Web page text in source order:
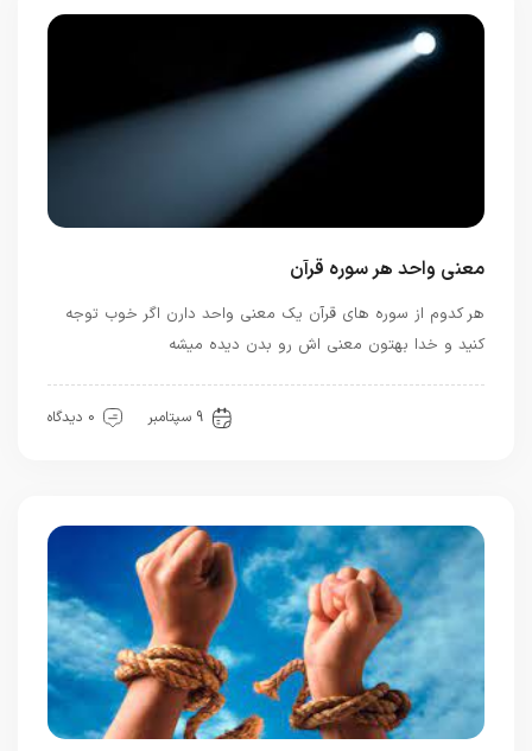
معنی واحد هر سوره قرآن
هر کدوم از سوره های قرآن یک معنی واحد دارن اگر خوب توجه
کنید و خدا بهتون معنی اش رو بدن دیده میشه
9 سپتامبر 0 دیدگاه